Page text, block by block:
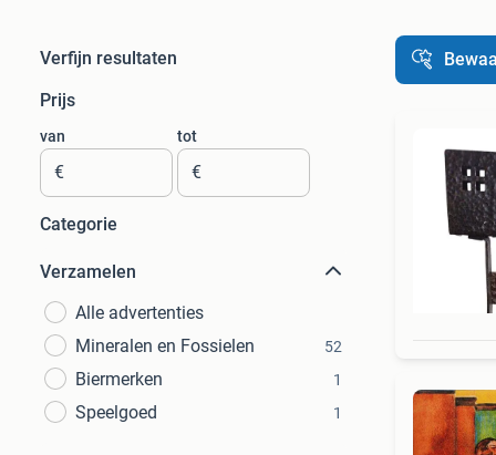
Verfijn resultaten
Prijs
van
€
tot
€
Categorie
Verzamelen
Alle advertenties
Mineralen en Fossielen
52
Biermerken 1
Speelgoed 1